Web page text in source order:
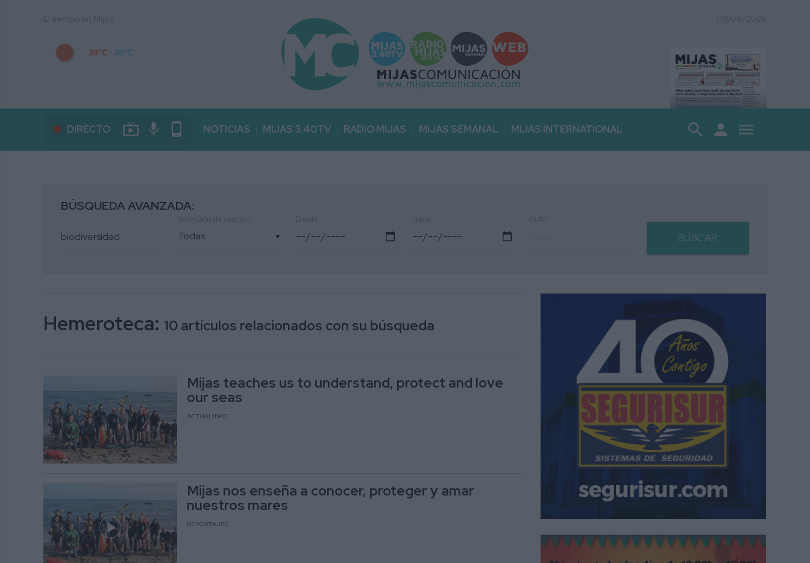
30°C 30°C
DIRECTO live_tv mic phone_android NOTICIAS MIJAS 3.40TV RADIO MIJAS MIJAS SEMANAL MIJAS INTERNATIONAL search person menu
BÚSQUEDA AVANZADA:
▼ BUSCAR
Hemeroteca: 10 artículos relacionados con su búsqueda
Mijas teaches us to understand, protect and love
our seas
ACTUALIDAD
Mijas nos enseña a conocer, proteger y amar
nuestros mares
REPORTAJES